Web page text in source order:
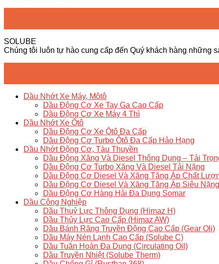
SOLUBE
Chúng tôi luôn tự hào cung cấp đến Quý khách hàng những
Dầu Nhớt Xe Máy, Môtô
Dầu Động Cơ Xe Tay Ga Cao Cấp
Dầu Động Cơ Xe Máy 4 Thì
Dầu Nhớt Xe Ôtô
Dầu Động Cơ Xe Ôtô Đa Cấp
Dầu Động Cơ Turbo Ôtô Đa Cấp Hảo Hạng
Dầu Nhớt Động Cơ, Tàu Thuyền
Dầu Động Xăng Và Diesel Thông Dụng – Tải
Dầu Động Cơ Turbo Xăng Và Diesel Tải Nặng
Dầu Động Cơ Diesel Và Xăng Tăng Áp Chất
Dầu Động Cơ Diesel Và Xăng Tăng Áp Siêu Nặng
Dầu Động Cơ Hàng Hải Đa Dụng Somar
Dầu Công Nghiệp
Dầu Thuỷ Lực Thông Dụng (Himaz H)
Dầu Thủy Lực Cao Cấp (Himaz AW)
Dầu Bánh Răng Truyền Động Cao Cấp (Gear Oli)
Dầu Máy Nén Lạnh Cao Cấp (Solube C)
Dầu Tuần Hoàn Đa Dụng (Circulating Oil)
Dầu Truyền Nhiệt (Solube Therm)